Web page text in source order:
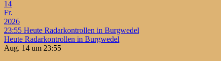
14
Fr.
2026
23:55 Heute Radarkontrollen in Burgwedel
Heute Radarkontrollen in Burgwedel
Aug. 14 um 23:55